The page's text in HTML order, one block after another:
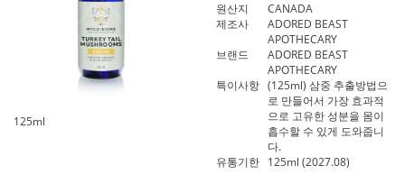
125ml
원산지
CANADA
제조사
ADORED BEAST
APOTHECARY
브랜드
ADORED BEAST
APOTHECARY
특이사항 (125ml) 삼중 추출방법으
로 만들어서 가장 효과적
으로 고유한 성분을 몸이
흡수할 수 있게 도와줍니
다.
유통기한 125ml (2027.08)